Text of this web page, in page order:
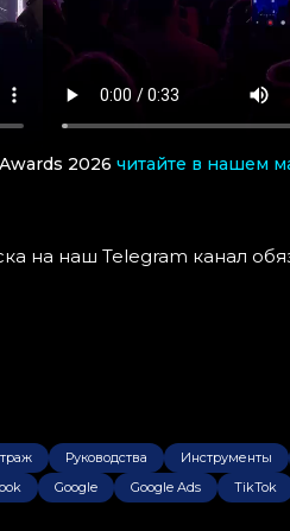
2026 читайте в нашем
на наш Telegram канал
Руководства Инструменты
Google Google Ads TikTok